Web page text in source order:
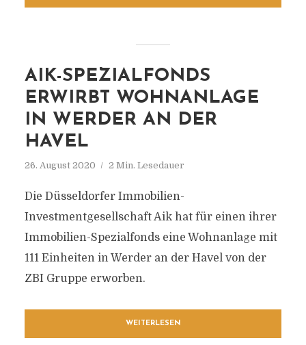
AIK-SPEZIALFONDS
ERWIRBT WOHNANLAGE
IN WERDER AN DER
HAVEL
26. August 2020 2 Min. Lesedauer
Die Düsseldorfer Immobilien-
Investmentgesellschaft Aik hat für einen ihrer
Immobilien-Spezialfonds eine Wohnanlage mit
111 Einheiten in Werder an der Havel von der
ZBI Gruppe erworben.
WEITERLESEN